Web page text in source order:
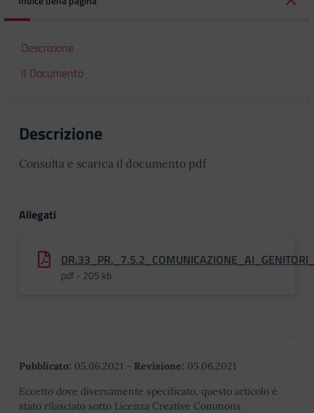
Descrizione
Il Documento
Descrizione
Consulta e scarica il documento pdf
Allegati
pdf - 205 kb
Pubblicato: 05.06.2021 - Revisione: 05.06.2021
Eccetto dove diversamente specificato, questo articolo è
stato rilasciato sotto Licenza Creative Commons